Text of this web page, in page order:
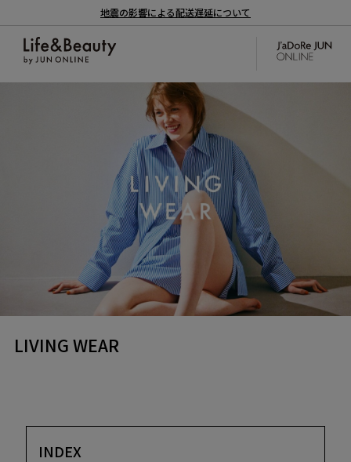
地震の影響による配送遅延について
LIVING WEAR
INDEX